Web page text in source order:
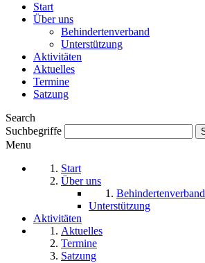
Start
Über uns
Behindertenverband
Unterstützung
Aktivitäten
Aktuelles
Termine
Satzung
Search
Suchbegriffe
Menu
Start
Über uns
Behindertenverband
Unterstützung
Aktivitäten
Aktuelles
Termine
Satzung